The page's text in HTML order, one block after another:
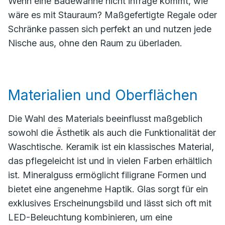
wäre es mit Stauraum? Maßgefertigte Regale oder
Schränke passen sich perfekt an und nutzen jede
Nische aus, ohne den Raum zu überladen.
Materialien und Oberflächen
Die Wahl des Materials beeinflusst maßgeblich
sowohl die Ästhetik als auch die Funktionalität der
Waschtische. Keramik ist ein klassisches Material,
das pflegeleicht ist und in vielen Farben erhältlich
ist. Mineralguss ermöglicht filigrane Formen und
bietet eine angenehme Haptik. Glas sorgt für ein
exklusives Erscheinungsbild und lässt sich oft mit
LED-Beleuchtung kombinieren, um eine